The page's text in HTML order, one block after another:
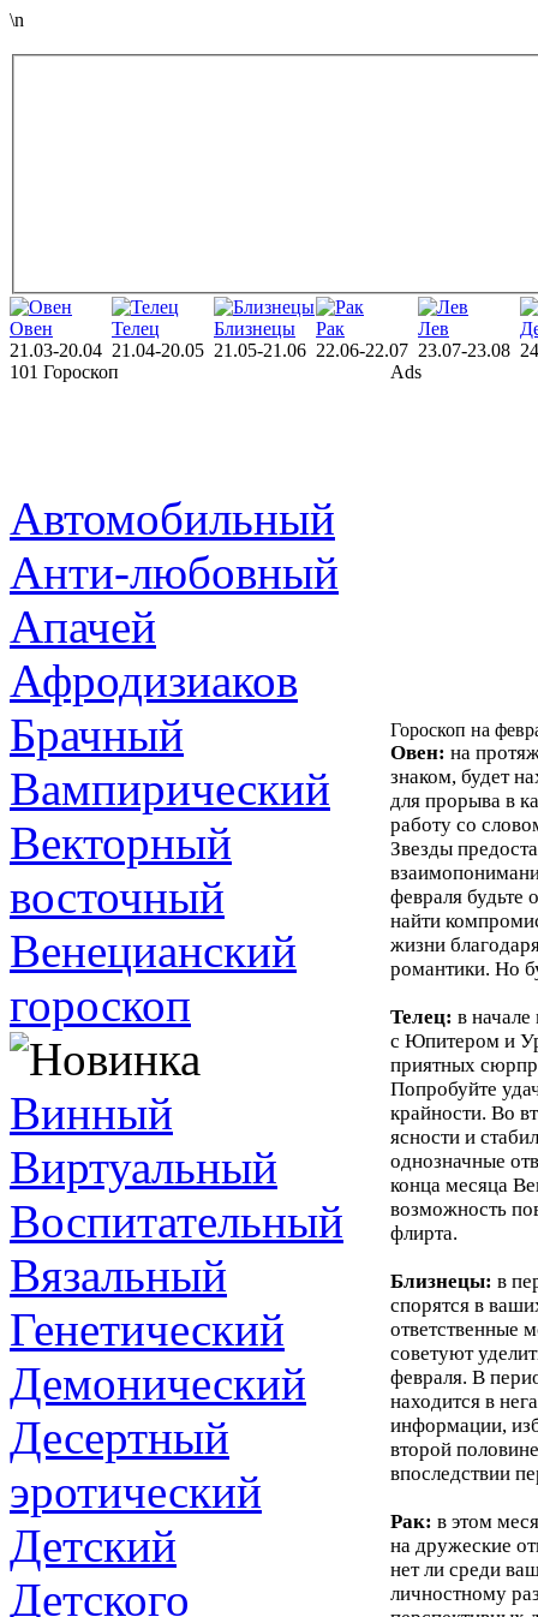
\n
Овен
21.03-20.04
Телец
21.04-20.05
Близнецы
21.05-21.06
Рак
22.06-22.07
Лев
23.07-23.08
101 Гороскоп
Автомобильный
Анти-любовный
Апачей
Афродизиаков
Брачный
Вампирический
Векторный
восточный
Венецианский
гороскоп
Винный
Виртуальный
Воспитательный
Вязальный
Генетический
Демонический
Десертный
эротический
Детский
Детского
Ads
Гороскоп на
Овен: на
знаком, будет
для прорыва в
работу со
Звезды
февраля будьте
найти
жизни
романтики. Но
Телец: в
с Юпитером и
приятных
Попробуйте
крайности. Во
ясности и
однозначные
конца месяца
возможность
флирта.
Близнецы: в
спорятся в
ответственные
советуют
февраля. В
находится в
информации,
второй
впоследствии
Рак: в этом
на дружеские
нет ли среди
личностному